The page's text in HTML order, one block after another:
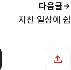
지친 일상에 쉼
다음글